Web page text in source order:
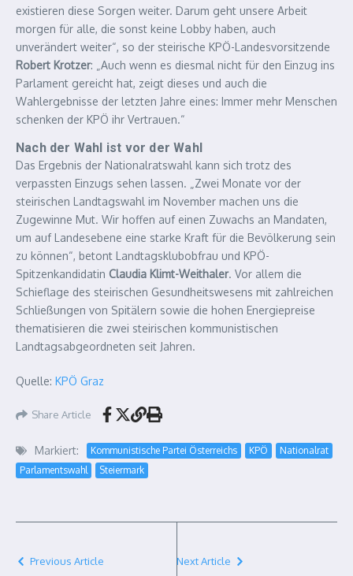
existieren diese Sorgen weiter. Darum geht unsere Arbeit
morgen für alle, die sonst keine Lobby haben, auch
unverändert weiter“, so der steirische KPÖ-Landesvorsitzende
Robert Krotzer: „Auch wenn es diesmal nicht für den Einzug ins
Parlament gereicht hat, zeigt dieses und auch die
Wahlergebnisse der letzten Jahre eines: Immer mehr Menschen
schenken der KPÖ ihr Vertrauen.“
Nach der Wahl ist vor der Wahl
Das Ergebnis der Nationalratswahl kann sich trotz des
verpassten Einzugs sehen lassen. „Zwei Monate vor der
steirischen Landtagswahl im November machen uns die
Zugewinne Mut. Wir hoffen auf einen Zuwachs an Mandaten,
um auf Landesebene eine starke Kraft für die Bevölkerung sein
zu können“, betont Landtagsklubobfrau und KPÖ-
Spitzenkandidatin Claudia Klimt-Weithaler. Vor allem die
Schieflage des steirischen Gesundheitswesens mit zahlreichen
Schließungen von Spitälern sowie die hohen Energiepreise
thematisieren die zwei steirischen kommunistischen
Landtagsabgeordneten seit Jahren.
Quelle: KPÖ Graz
Share Article
Markiert: Kommunistische Partei Österreichs KPÖ
Nationalrat
Parlamentswahl
Steiermark
Previous Article Next Article